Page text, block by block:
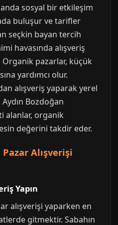
sosyal bir etkileşim
buluşur ve tarifler
seçkin bayan tercih
havasında alışveriş
Organik pazarlar, küçük
yardımcı olur.
alışveriş yaparak yerel
Bozdoğan
alanlar, organik
değerini takdir eder.
Alışverişi
Yapın
alışverişi yaparken en
gitmektir. Sabahın